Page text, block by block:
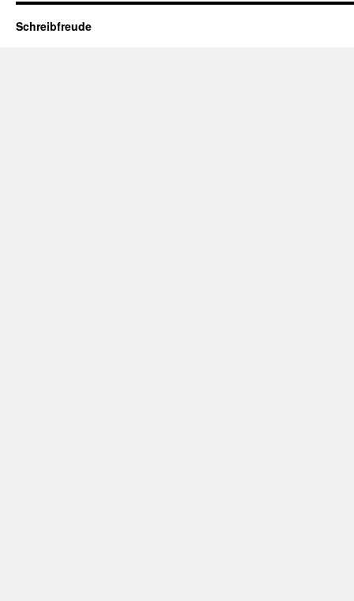
Schreibfreude